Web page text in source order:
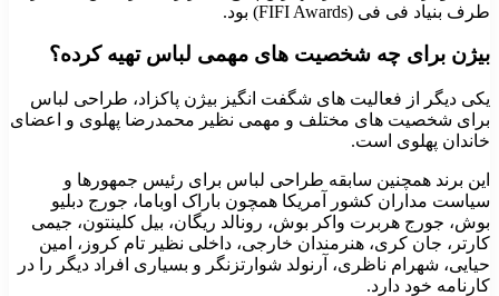
طرف بنیاد فی فی (FIFI Awards) بود.
بیژن برای چه شخصیت های مهمی لباس تهیه کرده؟
یکی دیگر از فعالیت های شگفت انگیز بیژن پاکزاد، طراحی لباس
برای شخصیت های مختلف و مهمی نظیر محمدرضا پهلوی و اعضای
خاندان پهلوی است.
این برند همچنین سابقه طراحی لباس برای رئیس جمهورها و
سیاست مداران کشور آمریکا همچون باراک اوباما، جورج دبلیو
بوش، جورج هربرت واکر بوش، رونالد ریگان، بیل کلینتون، جیمی
کارتر، جان کری، هنرمندان خارجی، داخلی نظیر تام کروز، امین
حیایی، شهرام ناظری، آرنولد شوارتزنگر و بسیاری افراد دیگر را در
کارنامه خود دارد.